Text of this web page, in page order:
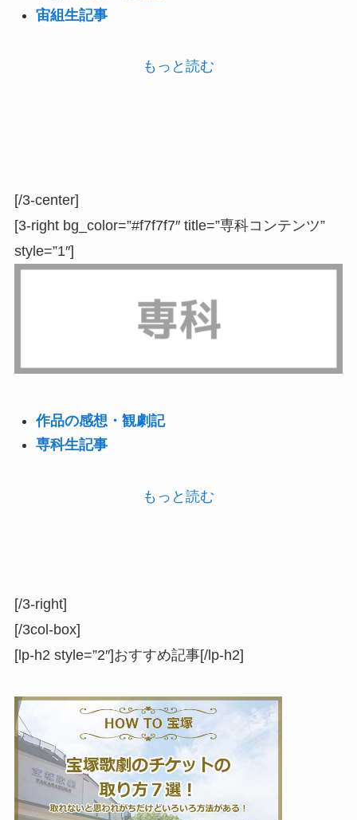
宙組生記事
もっと読む
[/3-center]
[3-right bg_color=”#f7f7f7″ title=”専科コンテンツ”
style=”1″]
作品の感想・観劇記
専科生記事
もっと読む
[/3-right]
[/3col-box]
[lp-h2 style=”2″]おすすめ記事[/lp-h2]